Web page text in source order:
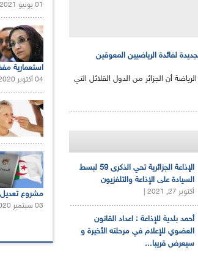
لفائدة الرياضيين المعوقين
أن الجزائر من الدول القلائل التي
الإذاعة الجزائرية تحي الذكرى 59 لبسط
السيادة على الإذاعة والتلفزيون
أكتوبر 27, 2021 |
أحمد بلدية للإذاعة : اعداد القانون
العضوي للإعلام في مرحلته الأخيرة و
سيعرض قريبا...
01 يونيو 2021 |
استعمارية
04 أكتوبر 2020 |
مشروع تعديل
03 سبتمبر 2020 |